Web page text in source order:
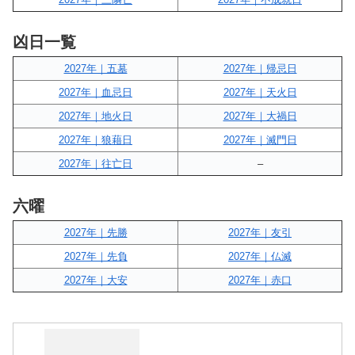
凶日一覧
2027年｜五墓
2027年｜帰忌日
2027年｜血忌日
2027年｜天火日
2027年｜地火日
2027年｜大禍日
2027年｜狼藉日
2027年｜滅門日
2027年｜往亡日
–
六曜
2027年｜先勝
2027年｜友引
2027年｜先負
2027年｜仏滅
2027年｜大安
2027年｜赤口